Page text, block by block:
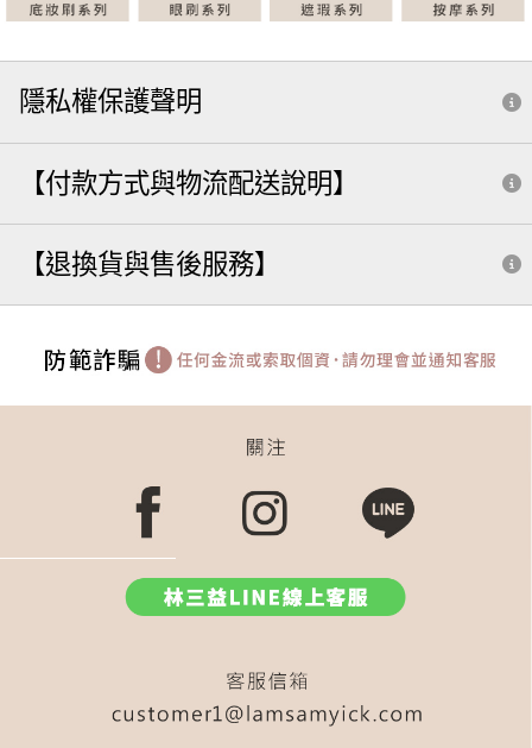
隱私權保護聲明
【付款方式與物流配送說明】
【退換貨與售後服務】